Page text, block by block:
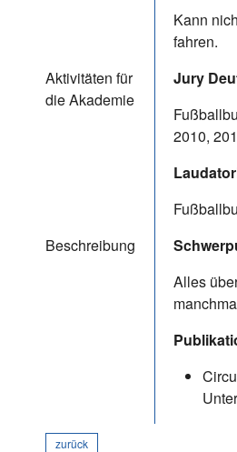
Kann
fahren.
Aktivitäten für
die Akademie
Jury
2010,
Beschreibung
Alles
zurück